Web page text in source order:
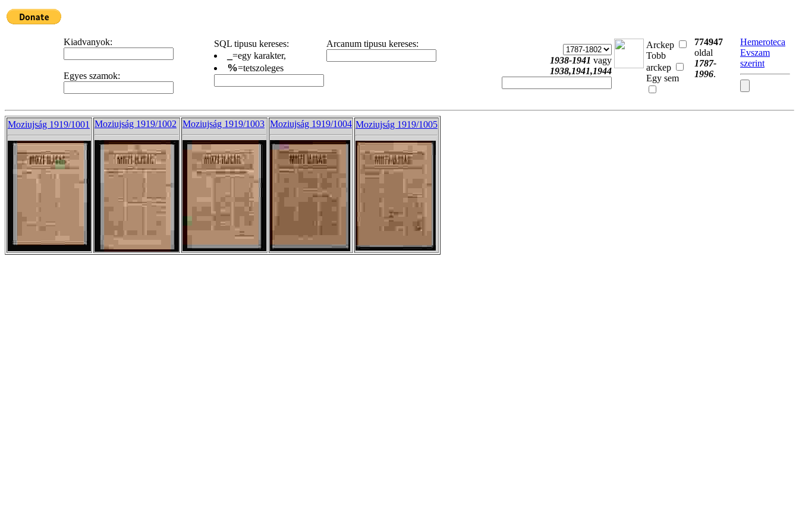
Kiadvanyok:
Egyes szamok:
SQL tipusu kereses:
=egy karakter,
%=tetszoleges
Arcanum tipusu kereses:
1938-1941 vagy
1938,1941,1944
Arckep
Tobb
arckep
Egy sem
774947
oldal
1787-
1996.
Hemeroteca
Evszam
szerint
Moziujság 1919/1001 Moziujság 1919/1002 Moziujság 1919/1003 Moziujság 1919/1004 Moziujság 1919/1005